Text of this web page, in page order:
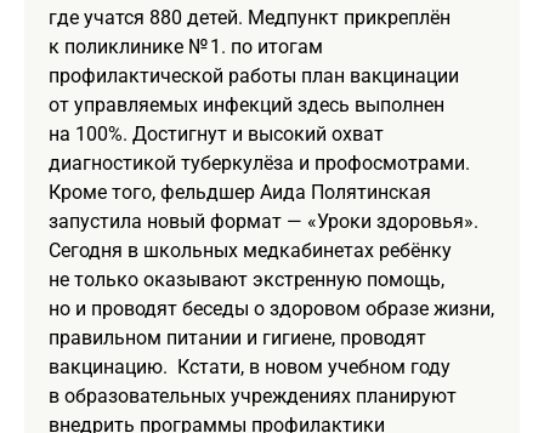
где учатся 880 детей. Медпункт прикреплён
к поликлинике № 1. по итогам
профилактической работы план вакцинации
от управляемых инфекций здесь выполнен
на 100%. Достигнут и высокий охват
диагностикой туберкулёза и профосмотрами.
Кроме того, фельдшер Аида Полятинская
запустила новый формат — «Уроки здоровья».
Сегодня в школьных медкабинетах ребёнку
не только оказывают экстренную помощь,
но и проводят беседы о здоровом образе жизни,
правильном питании и гигиене, проводят
вакцинацию. Кстати, в новом учебном году
в образовательных учреждениях планируют
внедрить программы профилактики